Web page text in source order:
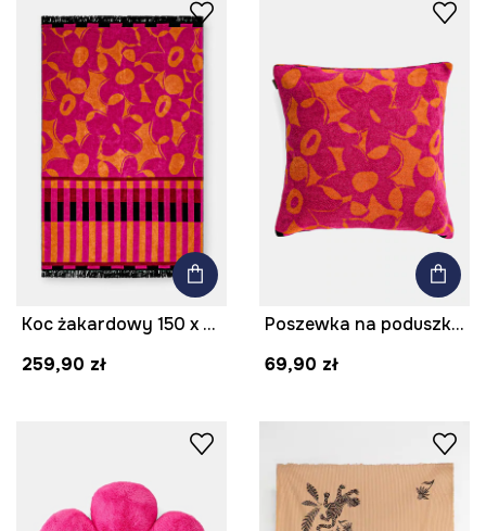
Koc żakardowy 150 x 200 cm
259,90 zł
Poszewka na poduszkę dekoracyjna żakardowa 50 x 50 cm
69,90 zł